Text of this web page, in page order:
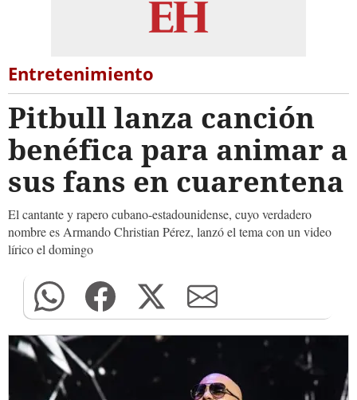
Entretenimiento
Pitbull lanza canción
benéfica para animar a
sus fans en cuarentena
El cantante y rapero cubano-estadounidense, cuyo verdadero
nombre es Armando Christian Pérez, lanzó el tema con un video
lírico el domingo